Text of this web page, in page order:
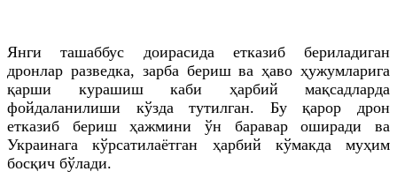
Янги ташаббус доирасида етказиб бериладиган
дронлар разведка, зарба бериш ва ҳаво ҳужумларига
қарши курашиш каби ҳарбий мақсадларда
фойдаланилиши кўзда тутилган. Бу қарор дрон
етказиб бериш ҳажмини ўн баравар оширади ва
Украинага кўрсатилаётган ҳарбий кўмакда муҳим
босқич бўлади.